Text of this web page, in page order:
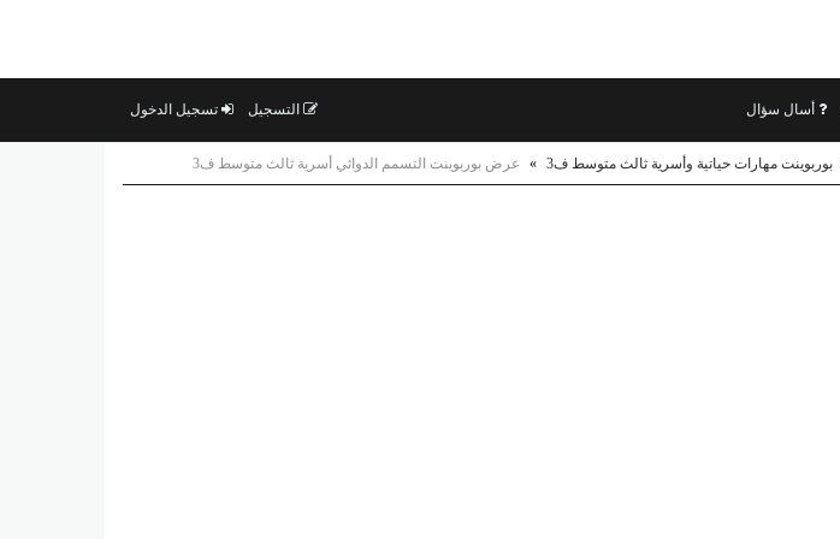
أسال سؤال التسجيل تسجيل الدخول
بوربوينت مهارات حياتية وأسرية ثالث متوسط ف3 » عرض بوربوينت التسمم الدوائي أسرية ثالث متوسط ف3